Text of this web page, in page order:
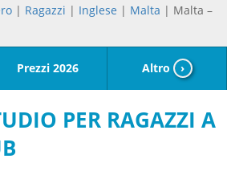
| Ragazzi | Inglese | Malta | Malta –
Prezzi 2026 Altro ›
PER RAGAZZI A